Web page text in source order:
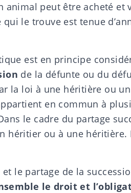
peut être acheté et
le trouve est tenue
est en principe
de la défunte ou du
la loi à une héritière ou
en commun à
le cadre du partage
héritier ou à une héritière.
et le partage de la
le droit et